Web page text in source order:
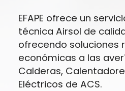
EFAPE ofrece un
técnica Airsol de
ofrecendo soluciones
económicas a las
Calderas,
Eléctricos de ACS.